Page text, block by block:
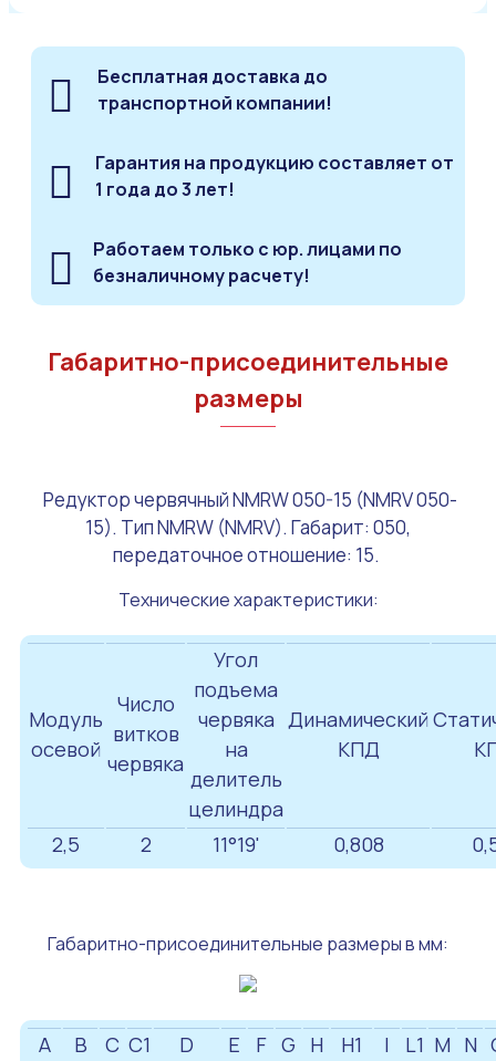
Бесплатная доставка до
транспортной компании!
Гарантия на продукцию составляет от
1 года до 3 лет!
Работаем только с юр. лицами по
безналичному расчету!
Габаритно-присоединительные
размеры
Редуктор червячный NMRW 050-15 (NMRV 050-
15). Тип NMRW (NMRV). Габарит: 050,
передаточное отношение: 15.
Технические характеристики:
Модуль
осевой
Число
витков
червяка
Угол
подъема
червяка
на
делитель
целиндра
Динамический
КПД
2,5 2 11°19' 0,808
Габаритно-присоединительные размеры в мм:
A B C C1 D E F G H H1 I L1 M N